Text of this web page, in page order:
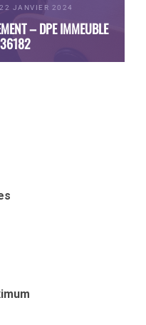
JANVIER 2024
– DPE IMMEUBLE